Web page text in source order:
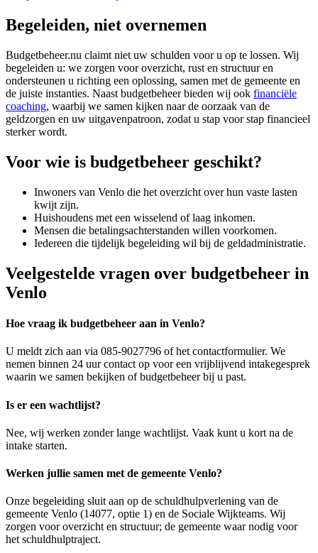
Begeleiden, niet overnemen
Budgetbeheer.nu claimt niet uw schulden voor u op te lossen. Wij
begeleiden u: we zorgen voor overzicht, rust en structuur en
ondersteunen u richting een oplossing, samen met de gemeente en
de juiste instanties. Naast budgetbeheer bieden wij ook financiële
coaching, waarbij we samen kijken naar de oorzaak van de
geldzorgen en uw uitgavenpatroon, zodat u stap voor stap financieel
sterker wordt.
Voor wie is budgetbeheer geschikt?
Inwoners van Venlo die het overzicht over hun vaste lasten
kwijt zijn.
Huishoudens met een wisselend of laag inkomen.
Mensen die betalingsachterstanden willen voorkomen.
Iedereen die tijdelijk begeleiding wil bij de geldadministratie.
Veelgestelde vragen over budgetbeheer in
Venlo
Hoe vraag ik budgetbeheer aan in Venlo?
U meldt zich aan via 085-9027796 of het contactformulier. We
nemen binnen 24 uur contact op voor een vrijblijvend intakegesprek
waarin we samen bekijken of budgetbeheer bij u past.
Is er een wachtlijst?
Nee, wij werken zonder lange wachtlijst. Vaak kunt u kort na de
intake starten.
Werken jullie samen met de gemeente Venlo?
Onze begeleiding sluit aan op de schuldhulpverlening van de
gemeente Venlo (14077, optie 1) en de Sociale Wijkteams. Wij
zorgen voor overzicht en structuur; de gemeente waar nodig voor
het schuldhulptraject.